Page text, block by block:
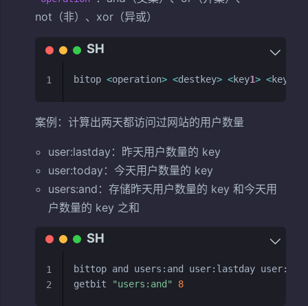
not（非）、xor（异或）
bitop <operation> <destkey> <key1> <key
1
案例：计算出两天都访问过网站的用户数量
user:lastday：昨天用户数量的 key
user:today：今天用户数量的 key
users:and：存储昨天用户数量的 key 和今天用
户数量的 key 之和
bittop and users:and user:lastday
getbit
"users:and" 8
1
2